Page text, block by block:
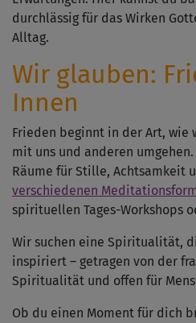
durchlässig für das Wirken
Alltag.
Wir glauben:
Innen
Frieden beginnt in der Art, wie
mit uns und anderen
Räume für Stille, Achtsamkeit
verschiedenen
spirituellen Tages-Workshops
Wir suchen eine Spiritualität,
inspiriert – getragen von der
Spiritualität und offen für
Ob du einen Moment für dich